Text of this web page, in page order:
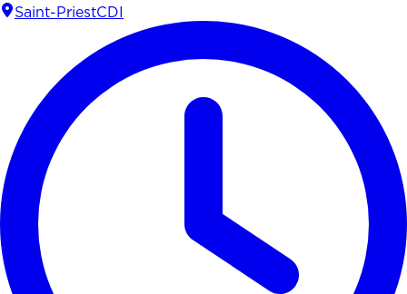
Saint-PriestCDI